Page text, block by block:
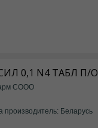
0,1 N4 ТАБЛ П/О
СООО
производитель: Беларусь